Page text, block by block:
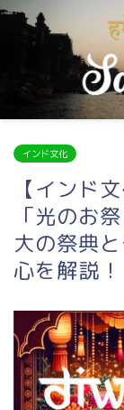
インド文化
【インド
「光のお
大の祭典
心を解説！